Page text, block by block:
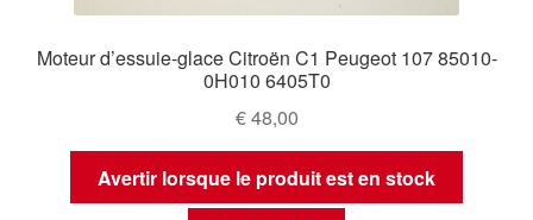
Moteur d’essuie-glace Citroën C1 Peugeot 107 85010-
0H010 6405T0
€48,00
Avertir lorsque le produit est en stock